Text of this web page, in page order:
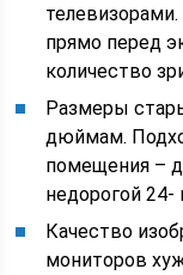
прямо перед
количество
Размеры
дюймам.
помещения –
недорогой
Качество
мониторов